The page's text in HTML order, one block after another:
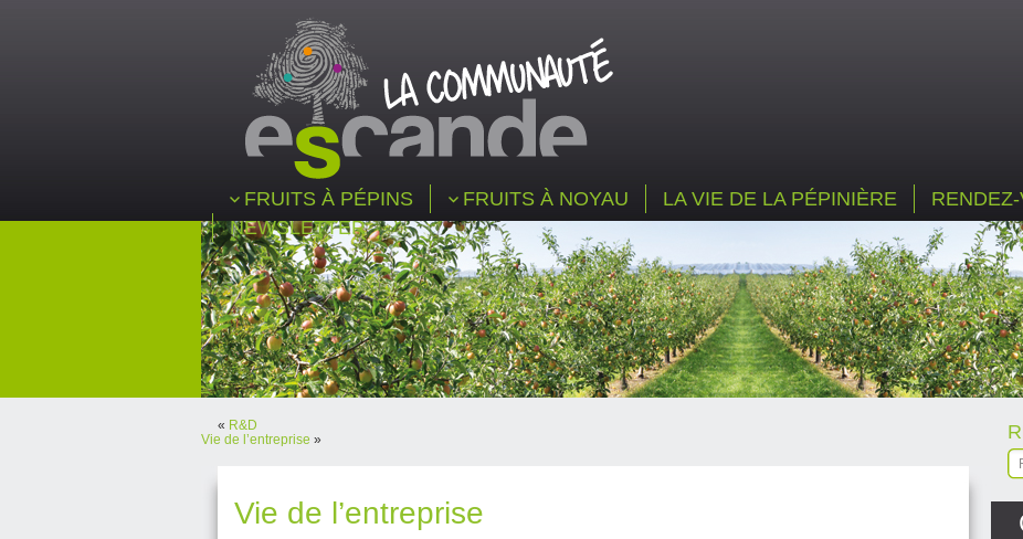
FRUITS À PÉPINS FRUITS À NOYAU LA VIE DE LA PÉPINIÈRE
NEWSLETTER
« R&D
Vie de l’entreprise »
Vie de l’entreprise